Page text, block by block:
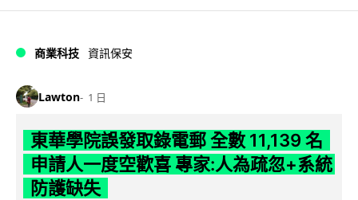
商業科技 資訊保安
Lawton 1 日
東華學院誤發取錄電郵 全數 11,139 名
申請人一度空歡喜 專家:人為疏忽+系統
防護缺失